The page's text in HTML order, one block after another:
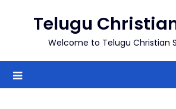
Telugu
Welcome to Telugu Christian